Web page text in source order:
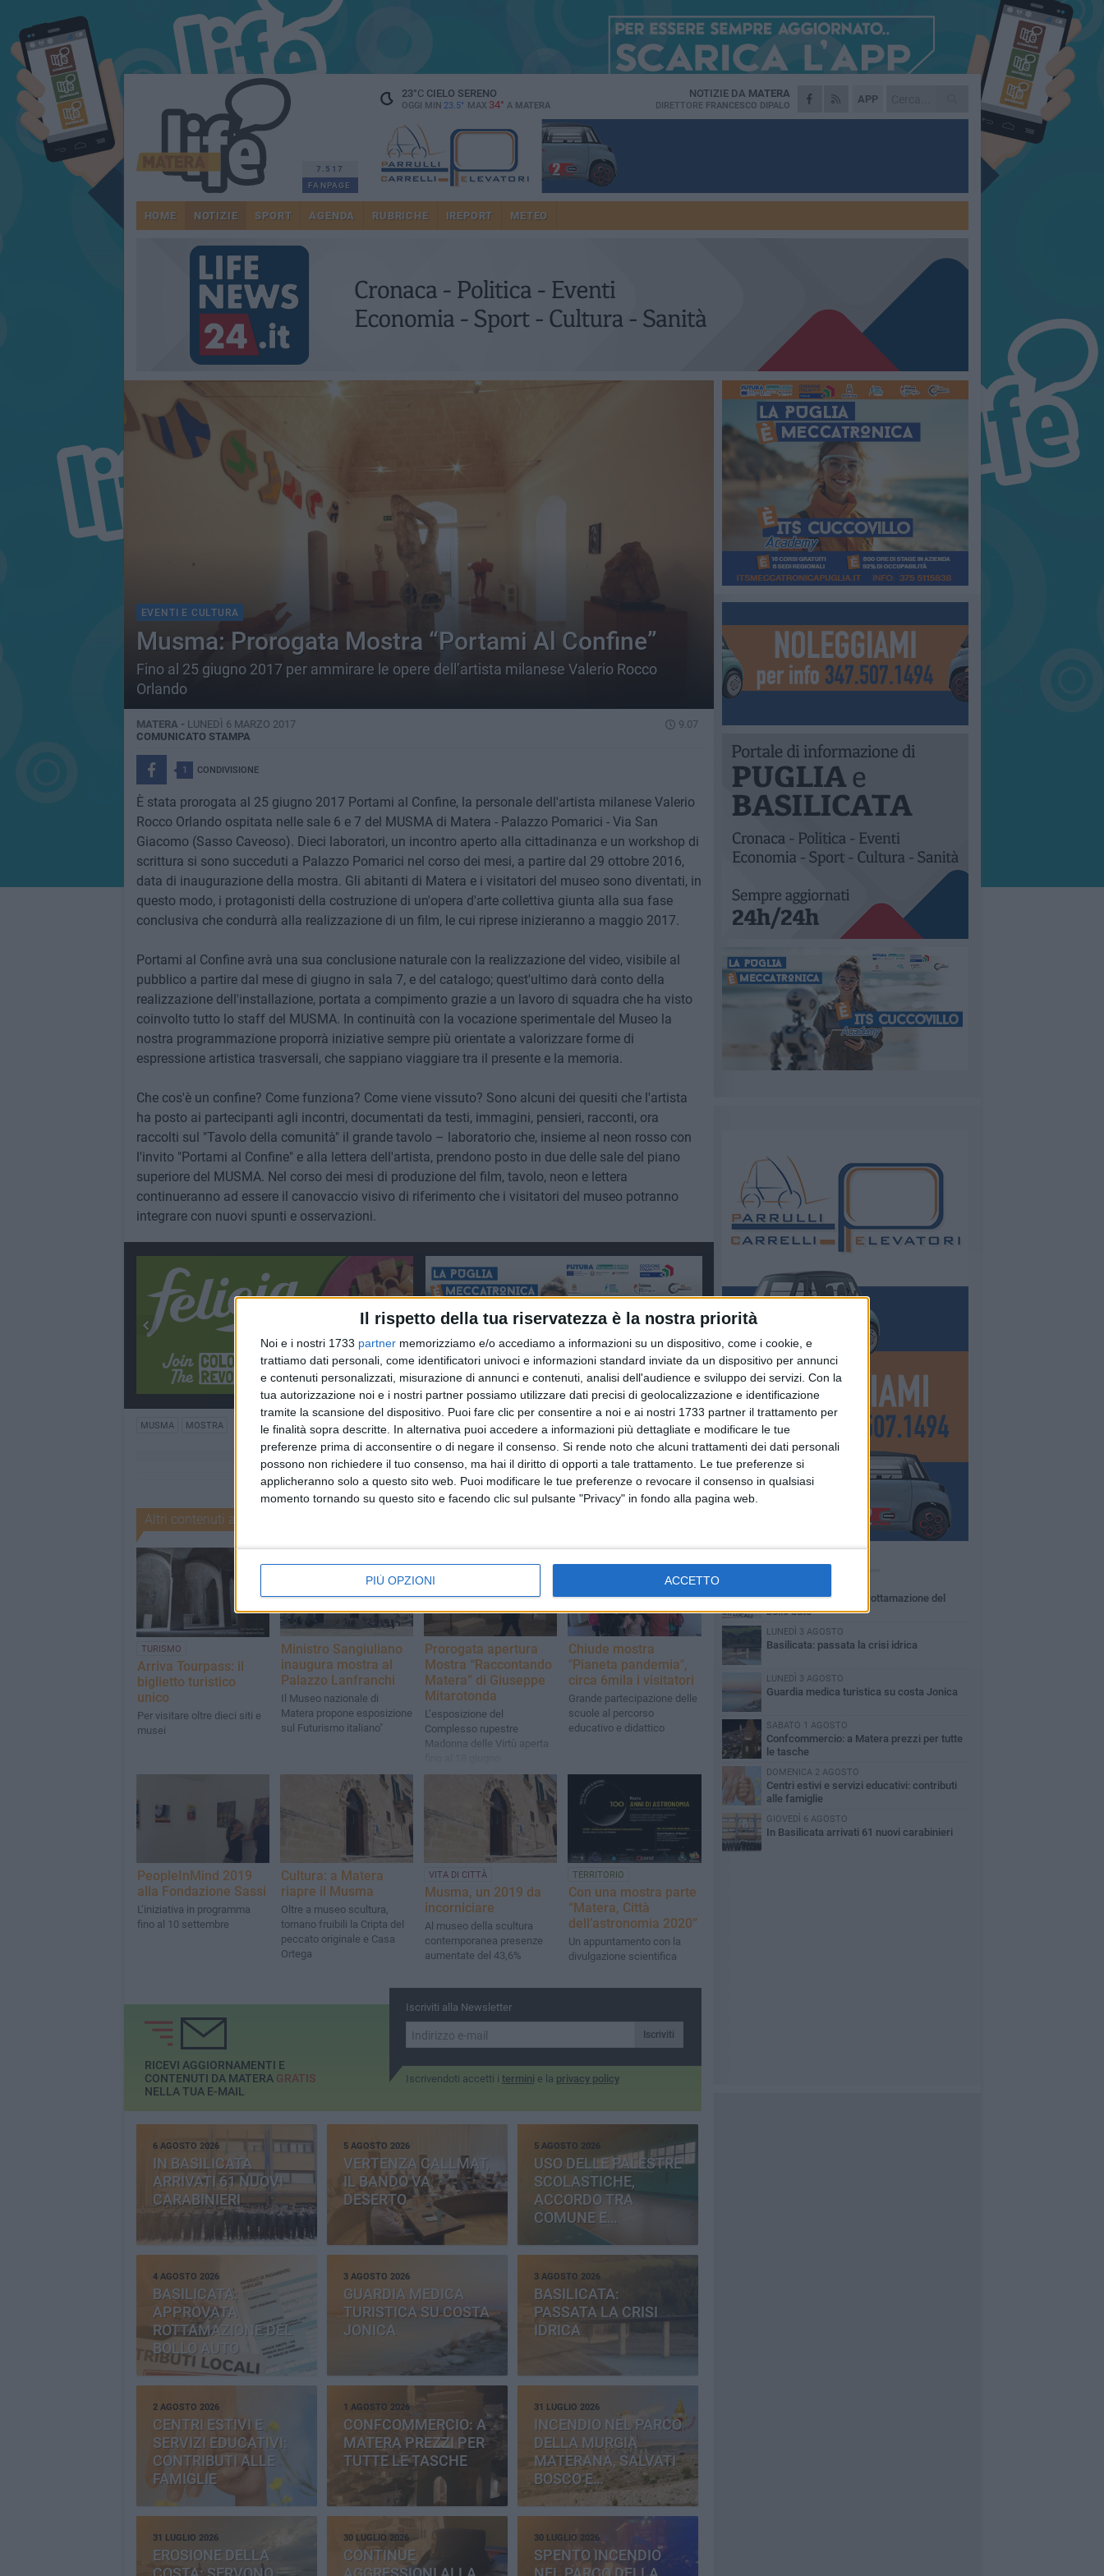
Il rispetto della tua riservatezza è la nostra priorità
Noi e i nostri 1733 partner memorizziamo e/o accediamo a informazioni su un dispositivo, come i cookie, e
trattiamo dati personali, come identificatori univoci e informazioni standard inviate da un dispositivo per annunci
e contenuti personalizzati, misurazione di annunci e contenuti, analisi dell'audience e sviluppo dei servizi. Con la
tua autorizzazione noi e i nostri partner possiamo utilizzare dati precisi di geolocalizzazione e identificazione
tramite la scansione del dispositivo. Puoi fare clic per consentire a noi e ai nostri 1733 partner il trattamento per
le finalità sopra descritte. In alternativa puoi accedere a informazioni più dettagliate e modificare le tue
preferenze prima di acconsentire o di negare il consenso. Si rende noto che alcuni trattamenti dei dati personali
possono non richiedere il tuo consenso, ma hai il diritto di opporti a tale trattamento. Le tue preferenze si
applicheranno solo a questo sito web. Puoi modificare le tue preferenze o revocare il consenso in qualsiasi
momento tornando su questo sito e facendo clic sul pulsante "Privacy" in fondo alla pagina web.
PIÙ OPZIONI ACCETTO
7.517
FANPAGE
23°CCIELO SERENO
OGGI MIN 23.5° MAX 34° A MATERA
APP
NOTIZIE DA MATERA
DIRETTORE FRANCESCO DIPALO
HOME NOTIZIE SPORT AGENDA RUBRICHE IREPORT METEO
EVENTI E CULTURA
Musma: Prorogata Mostra “Portami Al Confine”
Fino al 25 giugno 2017 per ammirare le opere dell’artista milanese Valerio Rocco
Orlando
MATERA - LUNEDÌ 6 MARZO 2017
9.07
COMUNICATO STAMPA
1 CONDIVISIONE
È stata prorogata al 25 giugno 2017 Portami al Confine, la personale dell'artista milanese Valerio
Rocco Orlando ospitata nelle sale 6 e 7 del MUSMA di Matera - Palazzo Pomarici - Via San
Giacomo (Sasso Caveoso). Dieci laboratori, un incontro aperto alla cittadinanza e un workshop di
scrittura si sono succeduti a Palazzo Pomarici nel corso dei mesi, a partire dal 29 ottobre 2016,
data di inaugurazione della mostra. Gli abitanti di Matera e i visitatori del museo sono diventati, in
questo modo, i protagonisti della costruzione di un'opera d'arte collettiva giunta alla sua fase
conclusiva che condurrà alla realizzazione di un film, le cui riprese inizieranno a maggio 2017.
Portami al Confine avrà una sua conclusione naturale con la realizzazione del video, visibile al
pubblico a partire dal mese di giugno in sala 7, e del catalogo; quest'ultimo darà conto della
realizzazione dell'installazione, portata a compimento grazie a un lavoro di squadra che ha visto
coinvolto tutto lo staff del MUSMA. In continuità con la vocazione sperimentale del Museo la
nostra programmazione proporrà iniziative sempre più orientate a valorizzare forme di
espressione artistica trasversali, che sappiano viaggiare tra il presente e la memoria.
Che cos'è un confine? Come funziona? Come viene vissuto? Sono alcuni dei quesiti che l'artista
ha posto ai partecipanti agli incontri, documentati da testi, immagini, pensieri, racconti, ora
raccolti sul "Tavolo della comunità" il grande tavolo – laboratorio che, insieme al neon rosso con
l'invito "Portami al Confine" e alla lettera dell'artista, prendono posto in due delle sale del piano
superiore del MUSMA. Nel corso dei mesi di produzione del film, tavolo, neon e lettera
continueranno ad essere il canovaccio visivo di riferimento che i visitatori del museo potranno
integrare con nuovi spunti e osservazioni.
MUSMA MOSTRA
Altri contenuti a tema
TURISMO
Arriva Tourpass: il
biglietto turistico
unico
Per visitare oltre dieci siti e
musei
Ministro Sangiuliano
inaugura mostra al
Palazzo Lanfranchi
Il Museo nazionale di
Matera propone esposizione
sul Futurismo italiano"
Prorogata apertura
Mostra “Raccontando
Matera” di Giuseppe
Mitarotonda
L’esposizione del
Complesso rupestre
Madonna delle Virtù aperta
Chiude mostra
"Pianeta pandemia",
circa 6mila i visitatori
Grande partecipazione delle
scuole al percorso
educativo e didattico
PeopleInMind 2019
alla Fondazione Sassi
L’iniziativa in programma
fino al 10 settembre
Cultura: a Matera
riapre il Musma
Oltre a museo scultura,
tornano fruibili la Cripta del
peccato originale e Casa
Ortega
VITA DI CITTÀ
Musma, un 2019 da
incorniciare
Al museo della scultura
contemporanea presenze
aumentate del 43,6%
TERRITORIO
Con una mostra parte
“Matera, Città
dell’astronomia 2020”
Un appuntamento con la
divulgazione scientifica
Iscriviti alla Newsletter
Iscriviti
Iscrivendoti accetti i termini e la privacy policy
RICEVI AGGIORNAMENTI E
CONTENUTI DA MATERA GRATIS
NELLA TUA E-MAIL
6 AGOSTO 2026
IN BASILICATA
ARRIVATI 61 NUOVI
CARABINIERI
5 AGOSTO 2026
VERTENZA CALLMAT,
IL BANDO VA
DESERTO
5 AGOSTO 2026
USO DELLE PALESTRE
SCOLASTICHE,
ACCORDO TRA
COMUNE E
PROVINCIA
4 AGOSTO 2026
BASILICATA:
APPROVATA
ROTTAMAZIONE DEL
BOLLO AUTO
3 AGOSTO 2026
GUARDIA MEDICA
TURISTICA SU COSTA
JONICA
3 AGOSTO 2026
BASILICATA:
PASSATA LA CRISI
IDRICA
2 AGOSTO 2026
CENTRI ESTIVI E
SERVIZI EDUCATIVI:
CONTRIBUTI ALLE
FAMIGLIE
1 AGOSTO 2026
CONFCOMMERCIO: A
MATERA PREZZI PER
TUTTE LE TASCHE
31 LUGLIO 2026
INCENDIO NEL PARCO
DELLA MURGIA
MATERANA, SALVATI
BOSCO E
CEMENTERIA
31 LUGLIO 2026
EROSIONE DELLA
30 LUGLIO 2026
CONTINUE
30 LUGLIO 2026
SPENTO INCENDIO
Basilicata: approvata rottamazione del
bollo auto
LUNEDÌ 3 AGOSTO
Basilicata: passata la crisi idrica
LUNEDÌ 3 AGOSTO
Guardia medica turistica su costa Jonica
SABATO 1 AGOSTO
Confcommercio: a Matera prezzi per tutte
le tasche
DOMENICA 2 AGOSTO
Centri estivi e servizi educativi: contributi
alle famiglie
GIOVEDÌ 6 AGOSTO
In Basilicata arrivati 61 nuovi carabinieri